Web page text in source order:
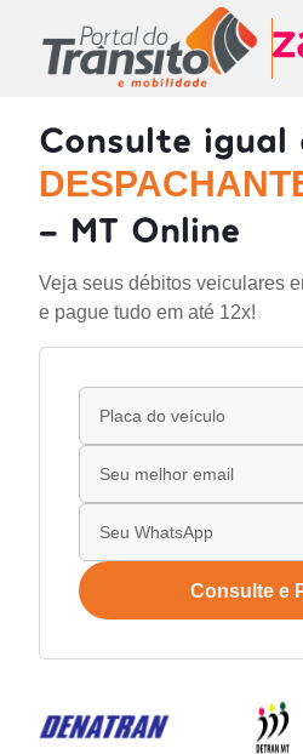
Consulte igual
- MT Online
Veja seus débitos veiculares
e pague tudo em até 12x!
Consulte e